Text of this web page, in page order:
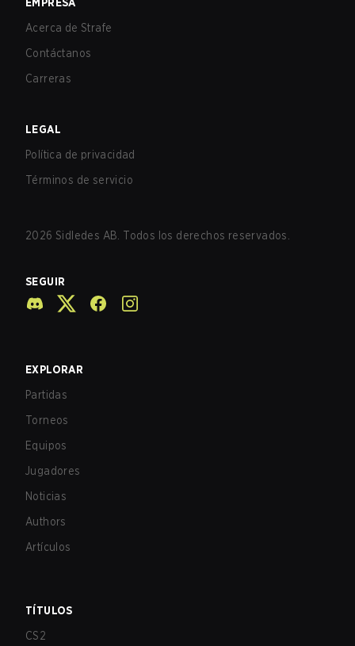
Acerca de Strafe
Contáctanos
Carreras
LEGAL
Política de privacidad
Términos de servicio
2026 Sidledes AB. Todos los derechos reservados.
SEGUIR
EXPLORAR
Partidas
Torneos
Equipos
Jugadores
Noticias
Authors
Artículos
TÍTULOS
CS2